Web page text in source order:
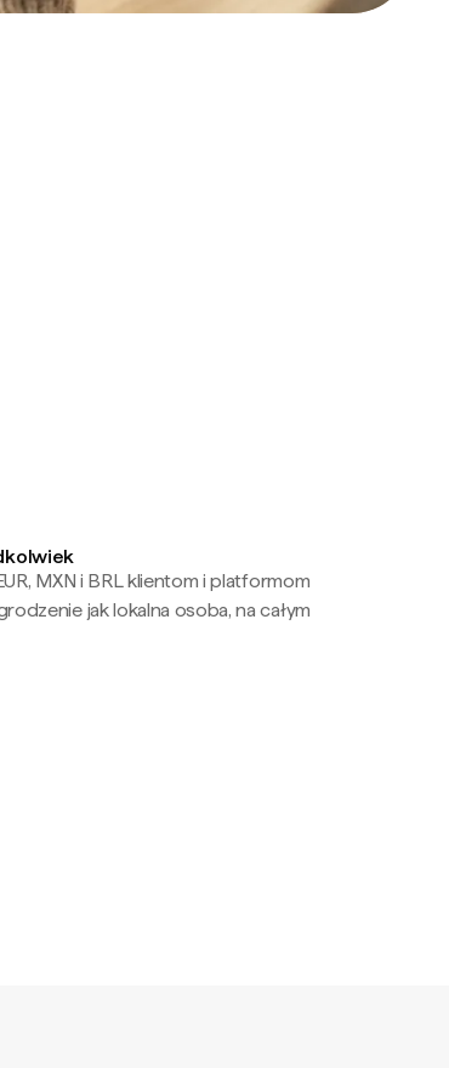
MXN i BRL klientom i platformom
jak lokalna osoba, na całym